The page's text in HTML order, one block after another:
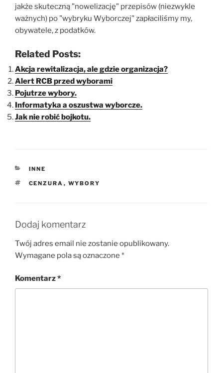
jakże skuteczną "nowelizację" przepisów (niezwykle
ważnych) po "wybryku Wyborczej" zapłaciliśmy my,
obywatele, z podatków.
Related Posts:
Akcja rewitalizacja, ale gdzie organizacja?
Alert RCB przed wyborami
Pojutrze wybory.
Informatyka a oszustwa wyborcze.
Jak nie robić bojkotu.
KATEGORIE
INNE
TAGI
CENZURA , WYBORY
Dodaj komentarz
Twój adres email nie zostanie opublikowany.
Wymagane pola są oznaczone *
Komentarz*